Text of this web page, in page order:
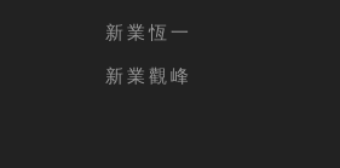
新業恆一
新業觀峰